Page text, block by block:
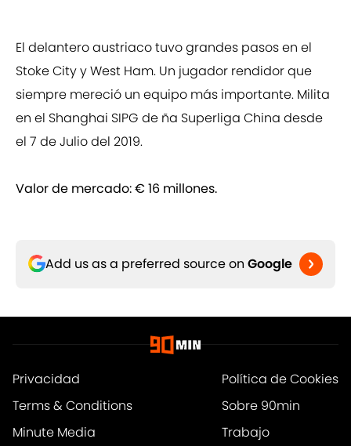
El delantero austriaco tuvo grandes pasos en el
Stoke City y West Ham. Un jugador rendidor que
siempre mereció un equipo más importante. Milita
en el Shanghai SIPG de ña Superliga China desde
el 7 de Julio del 2019.
Valor de mercado: € 16 millones.
Add us as a preferred source on Google
Privacidad
Política de Cookies
Terms & Conditions
Sobre 90min
Minute Media
Trabajo